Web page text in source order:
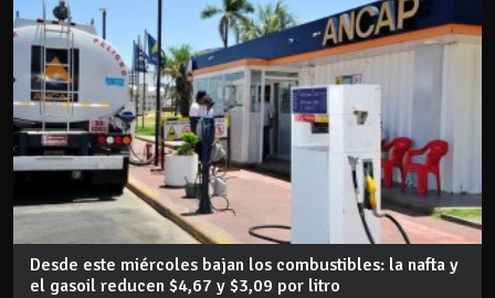
Desde este miércoles bajan los combustibles: la nafta y
el gasoil reducen $4,67 y $3,09 por litro